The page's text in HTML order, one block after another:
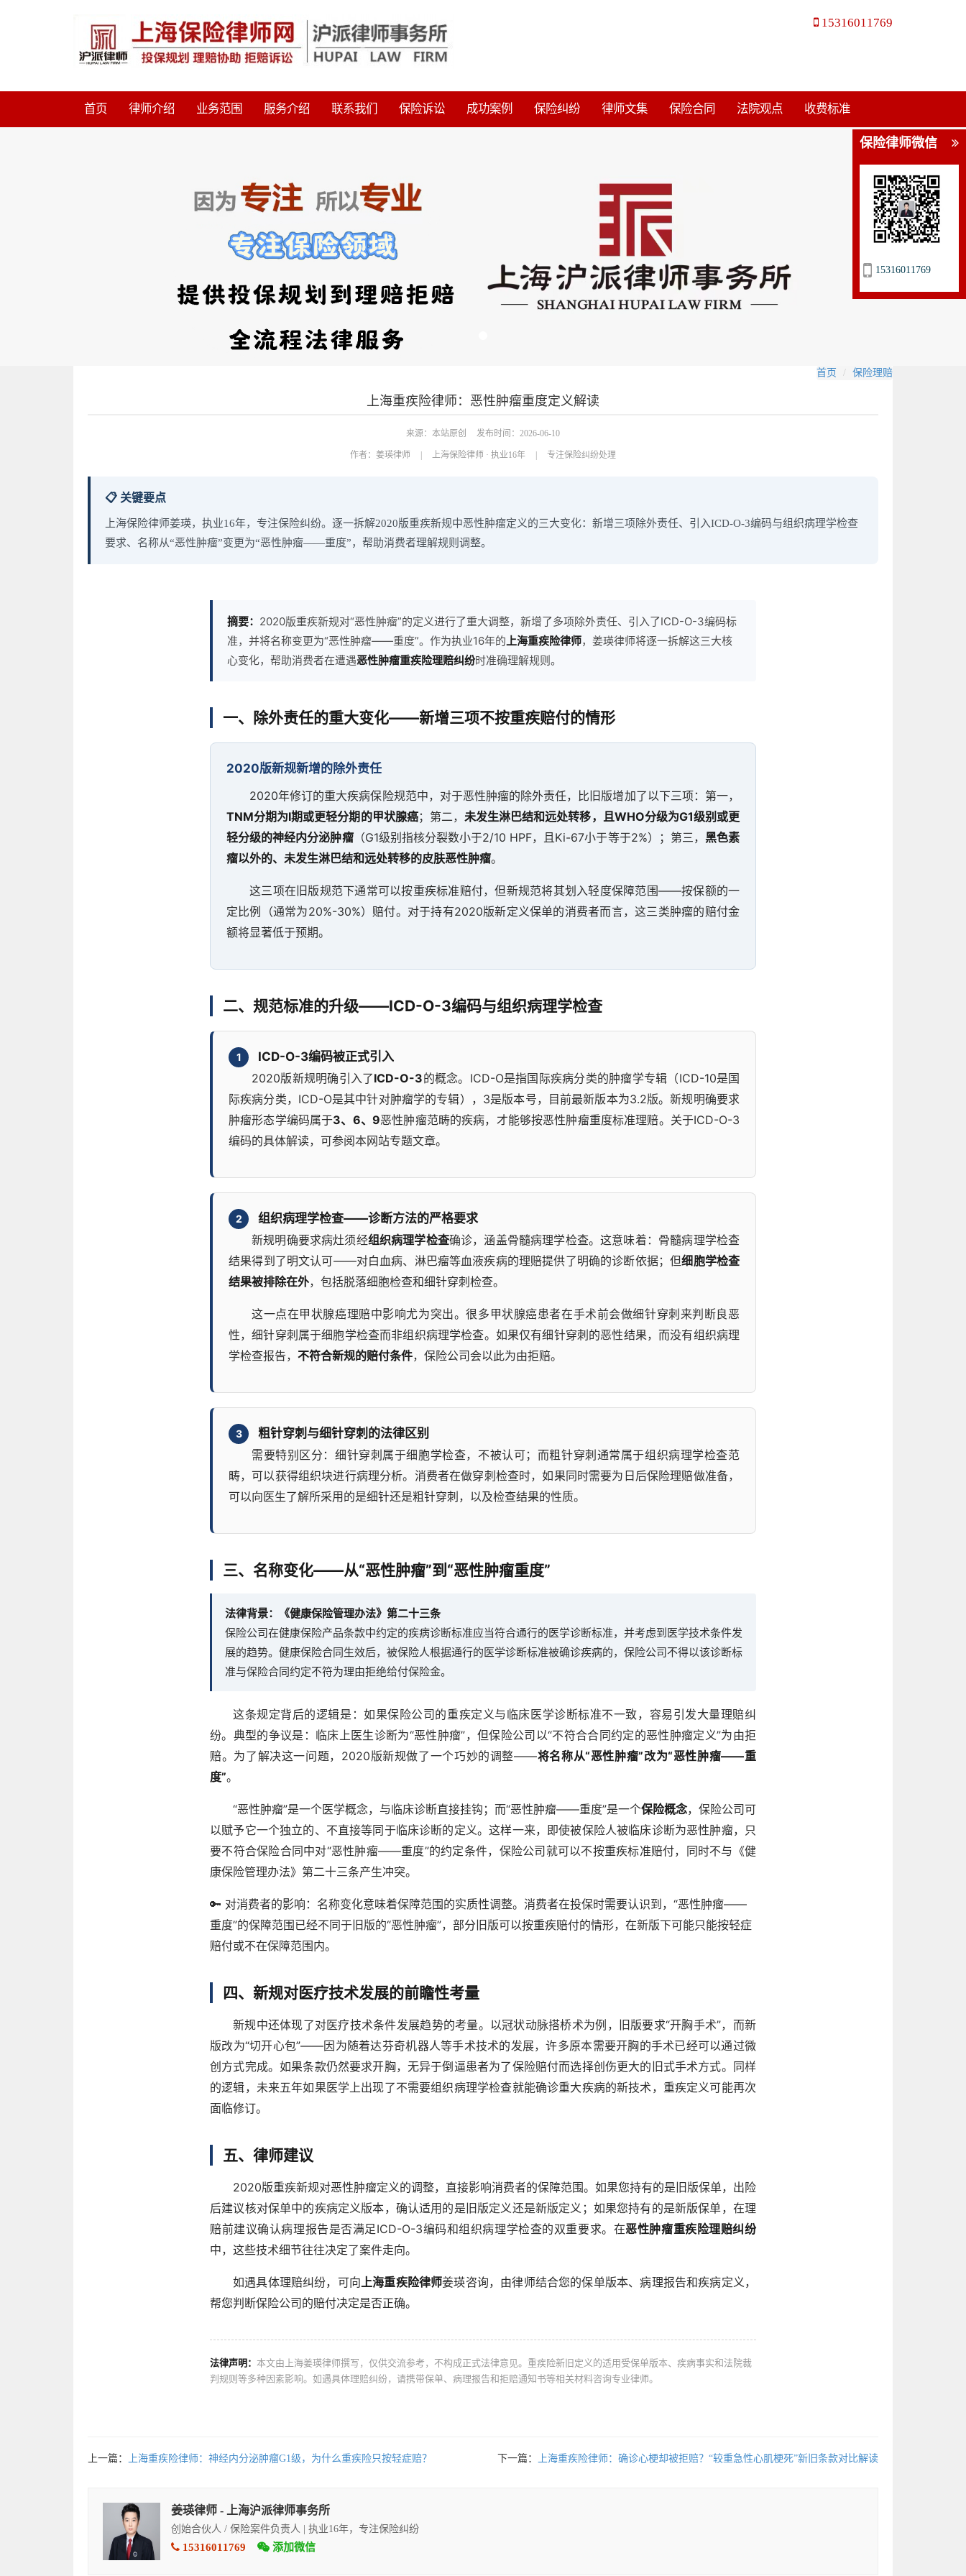
15316011769
首页 律师介绍 业务范围 服务介绍 联系我们 保险诉讼 成功案例 保险纠纷 律师文集 保险合同 法院观点 收费标准
首页 保险理赔
上海重疾险律师：恶性肿瘤重度定义解读
来源：本站原创 发布时间：2026-06-10
作者： 姜瑛律师 上海保险律师 · 执业16年 专注保险纠纷处理
📋 关键要点
上海保险律师姜瑛，执业16年，专注保险纠纷。逐一拆解2020版重疾新规中恶性肿瘤定义的三大变化：新增三项除外责任、引入ICD-O-3编码与组织病理学检查
要求、名称从“恶性肿瘤”变更为“恶性肿瘤——重度”，帮助消费者理解规则调整。
摘要： 2020版重疾新规对“恶性肿瘤”的定义进行了重大调整，新增了多项除外责任、引入了ICD-O-3编码标
准，并将名称变更为“恶性肿瘤——重度”。作为执业16年的上海重疾险律师，姜瑛律师将逐一拆解这三大核
心变化，帮助消费者在遭遇恶性肿瘤重疾险理赔纠纷时准确理解规则。
一、除外责任的重大变化——新增三项不按重疾赔付的情形
2020版新规新增的除外责任
2020年修订的重大疾病保险规范中，对于恶性肿瘤的除外责任，比旧版增加了以下三项：第一，
TNM分期为Ⅰ期或更轻分期的甲状腺癌；第二， 未发生淋巴结和远处转移，且WHO分级为G1级别或更
轻分级的神经内分泌肿瘤（G1级别指核分裂数小于2/10 HPF，且Ki-67小于等于2%）；第三， 黑色素
瘤以外的、未发生淋巴结和远处转移的皮肤恶性肿瘤。
这三项在旧版规范下通常可以按重疾标准赔付，但新规范将其划入轻度保障范围——按保额的一
定比例（通常为20%-30%）赔付。对于持有2020版新定义保单的消费者而言，这三类肿瘤的赔付金
额将显著低于预期。
二、规范标准的升级——ICD-O-3编码与组织病理学检查
1
ICD-O-3编码被正式引入
2020版新规明确引入了ICD-O-3的概念。ICD-O是指国际疾病分类的肿瘤学专辑（ICD-10是国
际疾病分类，ICD-O是其中针对肿瘤学的专辑），3是版本号，目前最新版本为3.2版。新规明确要求
肿瘤形态学编码属于3、6、9恶性肿瘤范畴的疾病，才能够按恶性肿瘤重度标准理赔。关于ICD-O-3
编码的具体解读，可参阅本网站专题文章。
2
组织病理学检查——诊断方法的严格要求
新规明确要求病灶须经组织病理学检查确诊，涵盖骨髓病理学检查。这意味着：骨髓病理学检查
结果得到了明文认可——对白血病、淋巴瘤等血液疾病的理赔提供了明确的诊断依据；但细胞学检查
结果被排除在外，包括脱落细胞检查和细针穿刺检查。
这一点在甲状腺癌理赔中影响尤为突出。很多甲状腺癌患者在手术前会做细针穿刺来判断良恶
性，细针穿刺属于细胞学检查而非组织病理学检查。如果仅有细针穿刺的恶性结果，而没有组织病理
学检查报告， 不符合新规的赔付条件，保险公司会以此为由拒赔。
3
粗针穿刺与细针穿刺的法律区别
需要特别区分：细针穿刺属于细胞学检查，不被认可；而粗针穿刺通常属于组织病理学检查范
畴，可以获得组织块进行病理分析。消费者在做穿刺检查时，如果同时需要为日后保险理赔做准备，
可以向医生了解所采用的是细针还是粗针穿刺，以及检查结果的性质。
三、名称变化——从“恶性肿瘤”到“恶性肿瘤重度”
法律背景：《健康保险管理办法》第二十三条
保险公司在健康保险产品条款中约定的疾病诊断标准应当符合通行的医学诊断标准，并考虑到医学技术条件发
展的趋势。健康保险合同生效后，被保险人根据通行的医学诊断标准被确诊疾病的，保险公司不得以该诊断标
准与保险合同约定不符为理由拒绝给付保险金。
这条规定背后的逻辑是：如果保险公司的重疾定义与临床医学诊断标准不一致，容易引发大量理赔纠
纷。典型的争议是：临床上医生诊断为“恶性肿瘤”，但保险公司以“不符合合同约定的恶性肿瘤定义”为由拒
赔。为了解决这一问题，2020版新规做了一个巧妙的调整——将名称从“恶性肿瘤”改为“恶性肿瘤——重
度”。
“恶性肿瘤”是一个医学概念，与临床诊断直接挂钩；而“恶性肿瘤——重度”是一个保险概念，保险公司可
以赋予它一个独立的、不直接等同于临床诊断的定义。这样一来，即使被保险人被临床诊断为恶性肿瘤，只
要不符合保险合同中对“恶性肿瘤——重度”的约定条件，保险公司就可以不按重疾标准赔付，同时不与《健
康保险管理办法》第二十三条产生冲突。
🔑 对消费者的影响： 名称变化意味着保障范围的实质性调整。消费者在投保时需要认识到，“恶性肿瘤——
重度”的保障范围已经不同于旧版的“恶性肿瘤”，部分旧版可以按重疾赔付的情形，在新版下可能只能按轻症
赔付或不在保障范围内。
四、新规对医疗技术发展的前瞻性考量
新规中还体现了对医疗技术条件发展趋势的考量。以冠状动脉搭桥术为例，旧版要求“开胸手术”，而新
版改为“切开心包”——因为随着达芬奇机器人等手术技术的发展，许多原本需要开胸的手术已经可以通过微
创方式完成。如果条款仍然要求开胸，无异于倒逼患者为了保险赔付而选择创伤更大的旧式手术方式。同样
的逻辑，未来五年如果医学上出现了不需要组织病理学检查就能确诊重大疾病的新技术，重疾定义可能再次
面临修订。
五、律师建议
2020版重疾新规对恶性肿瘤定义的调整，直接影响消费者的保障范围。如果您持有的是旧版保单，出险
后建议核对保单中的疾病定义版本，确认适用的是旧版定义还是新版定义；如果您持有的是新版保单，在理
赔前建议确认病理报告是否满足ICD-O-3编码和组织病理学检查的双重要求。在恶性肿瘤重疾险理赔纠纷
中，这些技术细节往往决定了案件走向。
如遇具体理赔纠纷，可向上海重疾险律师姜瑛咨询，由律师结合您的保单版本、病理报告和疾病定义，
帮您判断保险公司的赔付决定是否正确。
法律声明： 本文由上海姜瑛律师撰写，仅供交流参考，不构成正式法律意见。重疾险新旧定义的适用受保单版本、疾病事实和法院裁
判规则等多种因素影响。如遇具体理赔纠纷，请携带保单、病理报告和拒赔通知书等相关材料咨询专业律师。
上一篇： 上海重疾险律师：神经内分泌肿瘤G1级，为什么重疾险只按轻症赔？ 下一篇： 上海重疾险律师：确诊心梗却被拒赔？“较重急性心肌梗死”新旧条款对比解读
姜瑛律师 - 上海沪派律师事务所
创始合伙人 / 保险案件负责人 | 执业16年，专注保险纠纷
15316011769 添加微信
保险律师微信
15316011769